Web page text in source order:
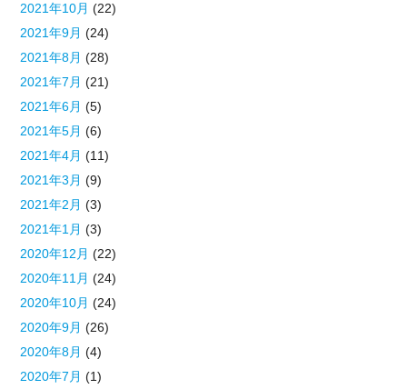
2021年10月 (22)
2021年9月 (24)
2021年8月 (28)
2021年7月 (21)
2021年6月 (5)
2021年5月 (6)
2021年4月 (11)
2021年3月 (9)
2021年2月 (3)
2021年1月 (3)
2020年12月 (22)
2020年11月 (24)
2020年10月 (24)
2020年9月 (26)
2020年8月 (4)
2020年7月 (1)